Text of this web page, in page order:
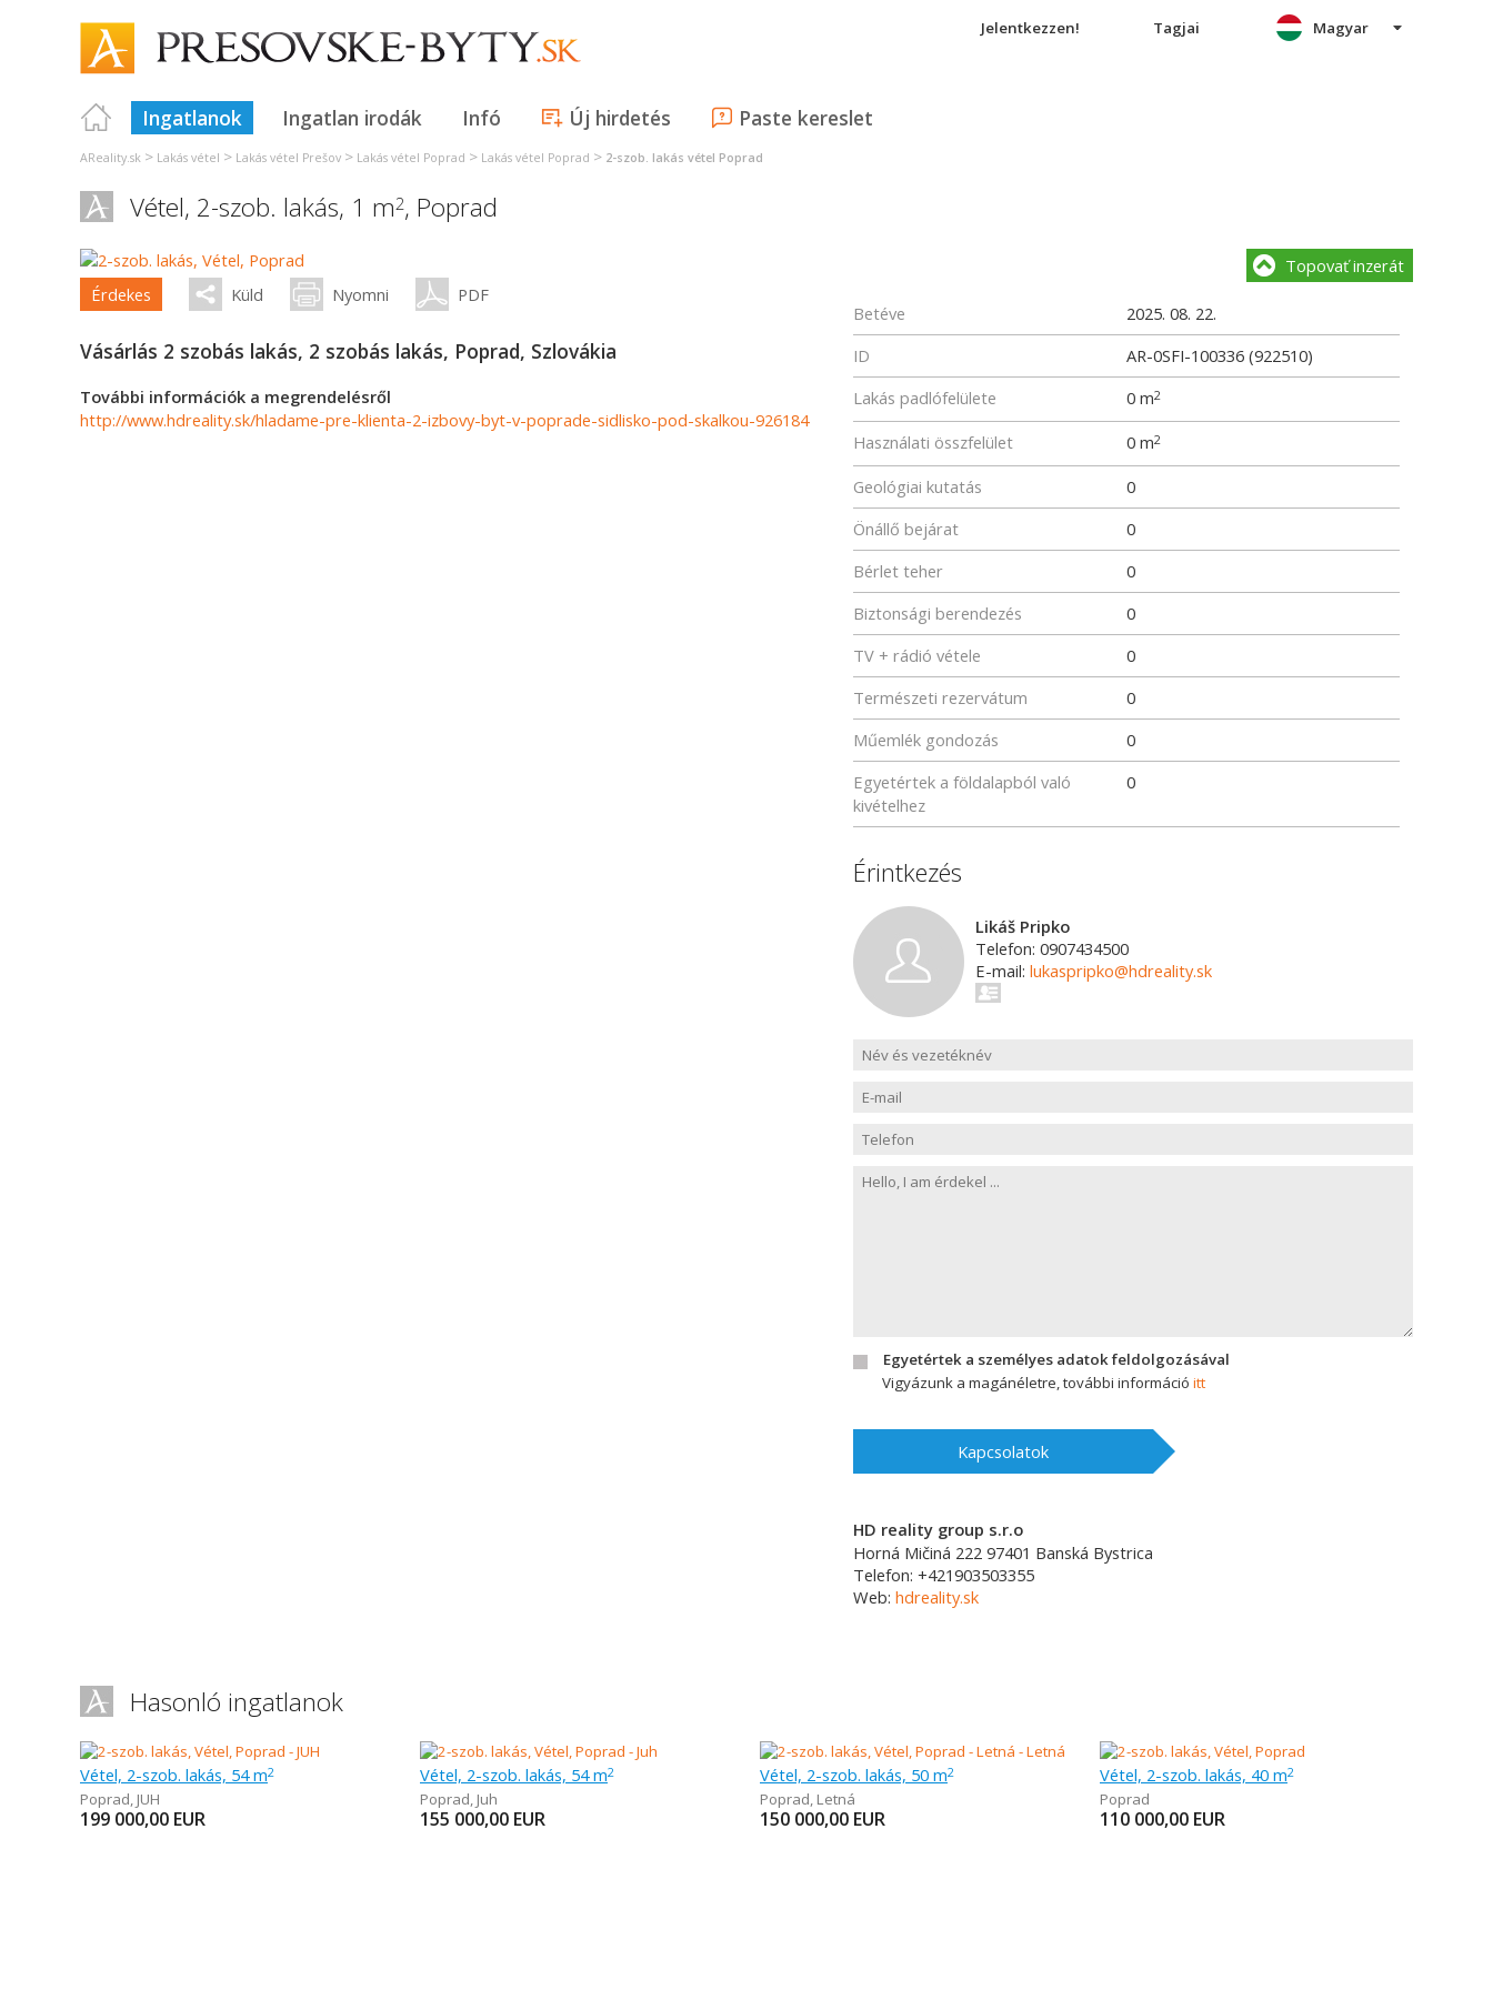
Jelentkezzen! Tagjai
Ingatlanok Ingatlan irodák Infó Új hirdetés Paste kereslet
Magyar
AReality.sk > Lakás vétel > Lakás vétel Prešov > Lakás vétel Poprad > Lakás vétel Poprad > 2-szob. lakás vétel Poprad
Vétel, 2-szob. lakás, 1 m2, Poprad
Érdekes Küld Nyomni PDF
Vásárlás 2 szobás lakás, 2 szobás lakás, Poprad, Szlovákia
További információk a megrendelésről
http://www.hdreality.sk/hladame-pre-klienta-2-izbovy-byt-v-poprade-sidlisko-pod-skalkou-926184
Topovať inzerát
Betéve
2025. 08. 22.
ID
AR-0SFI-100336 (922510)
Lakás padlófelülete
0 m2
Használati összfelület 0 m2
Geológiai kutatás
0
Önállő bejárat
0
Bérlet teher
0
Biztonsági berendezés
0
TV + rádió vétele
0
Természeti rezervátum
0
Műemlék gondozás
0
Egyetértek a földalapból való
kivételhez
0
Érintkezés
Likáš Pripko
Telefon: 0907434500
E-mail: lukaspripko@hdreality.sk
Egyetértek a személyes adatok feldolgozásával
Vigyázunk a magánéletre, további információ itt
Kapcsolatok
HD reality group s.r.o
Horná Mičiná 222 97401 Banská Bystrica
Telefon: +421903503355
Web: hdreality.sk
Hasonló ingatlanok
Vétel, 2-szob. lakás, 54 m2
Poprad, JUH
199 000,00 EUR
Vétel, 2-szob. lakás, 54 m2
Poprad, Juh
155 000,00 EUR
Vétel, 2-szob. lakás, 50 m2
Poprad, Letná
150 000,00 EUR
Vétel, 2-szob. lakás, 40 m2
Poprad
110 000,00 EUR